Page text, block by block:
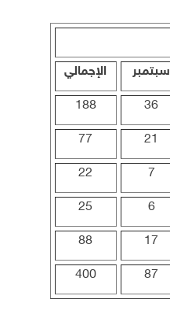
سبتمبر الإجمالي
36
188
21
77
7
22
6
25
17
88
87
400